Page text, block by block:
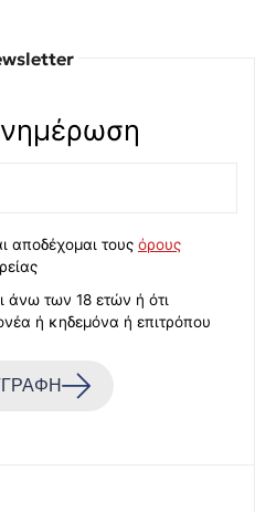
αποδέχομαι τους όρους
άνω των 18 ετών ή ότι
ή κηδεμόνα ή επιτρόπου